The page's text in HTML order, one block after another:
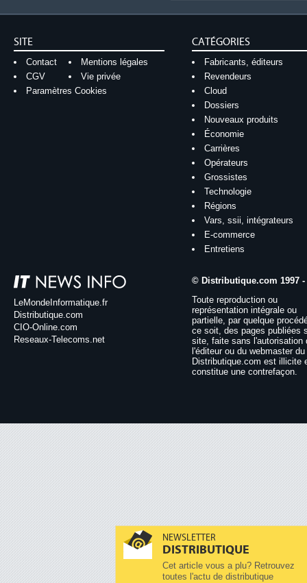
NEWSLETTER
DISTRIBUTIQUE
Cet article vous a plu? Retrouvez
toutes l'actu de distributique
SITE
Contact
Mentions légales
CGV
Vie privée
Paramètres Cookies
CATÉGORIES
Fabricants, éditeurs
Revendeurs
Cloud
Dossiers
Nouveaux produits
Économie
Carrières
Opérateurs
Grossistes
Technologie
Régions
Vars, ssii, intégrateurs
E-commerce
Entretiens
LeMondeInformatique.fr
Distributique.com
CIO-Online.com
Reseaux-Telecoms.net
© Distributique.com 1997 -
Toute reproduction ou
représentation intégrale ou
partielle, par quelque
ce soit, des pages publiées
site, faite sans l'autorisation
l'éditeur ou du webmaster
Distributique.com est illicite
constitue une contrefaçon.